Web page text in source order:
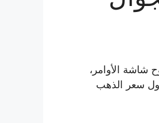
شاشة الأوامر،
سعر الذهب